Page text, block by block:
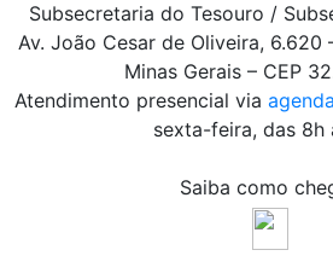
Subsecretaria do Tesouro /
Av. João Cesar de Oliveira, 6.620
Minas Gerais – CEP
Atendimento presencial via
sexta-feira, das 8h
Saiba como